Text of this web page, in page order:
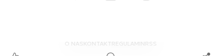
O NAS KONTAKTREGULAMINRSS